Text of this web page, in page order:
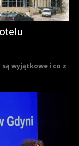
wyjątkowe i co z